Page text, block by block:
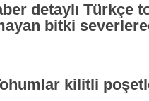
detaylı Türkçe
bitki
kilitli